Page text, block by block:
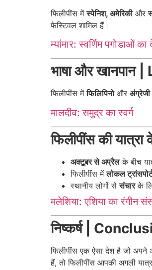
फिलीपींस मेंस्पेनिश, अमेरिकीऔर
फेस्टिवल शामिल हैं।
म्यांमार: स्वर्णिम पगोडाओं का
भाषा और
फिलीपींस मेंफिलिपिनोऔर अंग्रेजी
मालदीव: समुद्र का स्वर्ग
फिलीपींस की
अक्टूबर से अप्रैलके बीच
फिलीपींस मेंलोकल
स्थानीय लोगों सेसंचारके
मलेशिया: एशिया का रंगीन
निष्कर्ष |
फिलीपींस एक ऐसा देश है जो अपने
हैं, तो फिलीपींस आपकी अगली